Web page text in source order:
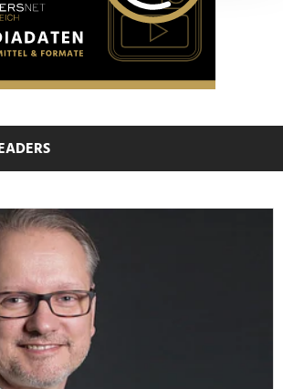
um Inhalte und Anzeigen zu
Website an unsere Partner für
die Sie ihnen bereitgestellt
im Rahmen Ihrer Nutzung der Dienste